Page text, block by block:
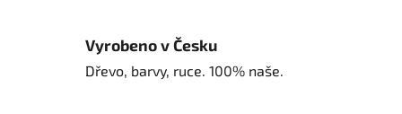
Vyrobeno v Česku
Dřevo, barvy, ruce. 100% naše.